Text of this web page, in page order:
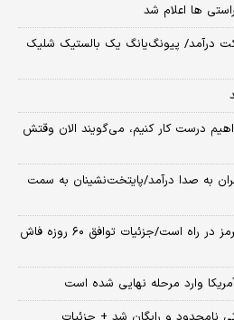
ها اعلام شد
درآمد/ پیونگ‌یانگ یک بالستیک شلیک
می‌خواهیم درست کار کنیم، می‌گویند الان وقتش
به صدا درآمد/پایتخت‌نشینان به سمت
العربیه: توافق بازگشایی تنگه هرمز در راه است/جزئیات توافق ۶۰ روزه فاش
آمریکا وارد مرحله نهایی شده است